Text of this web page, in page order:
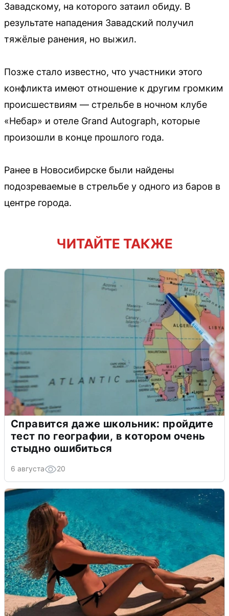
Завадскому, на которого затаил обиду. В
результате нападения Завадский получил
тяжёлые ранения, но выжил.
Позже стало известно, что участники этого
конфликта имеют отношение к другим громким
происшествиям — стрельбе в ночном клубе
«Небар» и отеле Grand Autograph, которые
произошли в конце прошлого года.
Ранее в Новосибирске были найдены
подозреваемые в стрельбе у одного из баров в
центре города.
ЧИТАЙТЕ ТАКЖЕ
Справится даже школьник: пройдите
тест по географии, в котором очень
стыдно ошибиться
6 августа 20